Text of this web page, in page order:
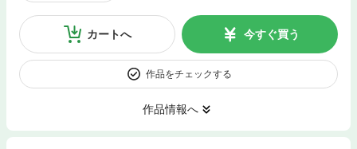
カートへ 今すぐ買う
作品をチェックする
作品情報へ